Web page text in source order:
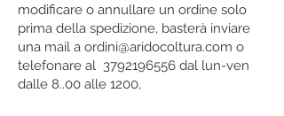
modificare o annullare un ordine solo
prima della spedizione, basterà inviare
una mail a ordini@aridocoltura.com o
telefonare al 3792196556 dal lun-ven
dalle 8..00 alle 1200,